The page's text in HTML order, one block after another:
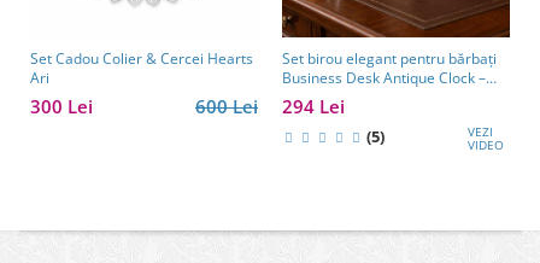
Set Cadou Colier & Cercei Hearts
Ari
600 Lei
300 Lei
Set birou elegant pentru bărbați
Business Desk Antique Clock –
cadou premium pentru șef, soț
sau partener de afaceri
294 Lei
(5) VEZI
VIDEO